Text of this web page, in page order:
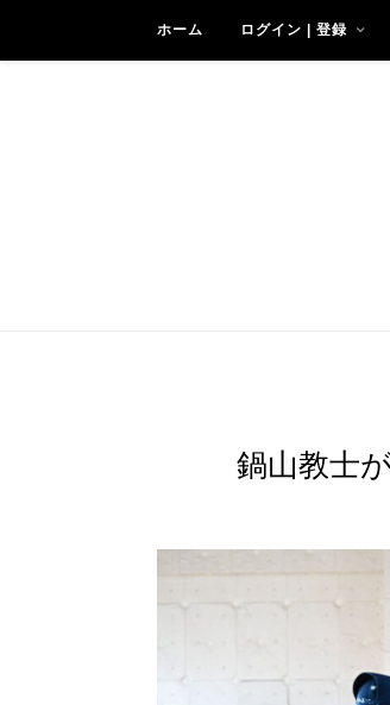
ホーム ログイン | 登録
鍋山教士